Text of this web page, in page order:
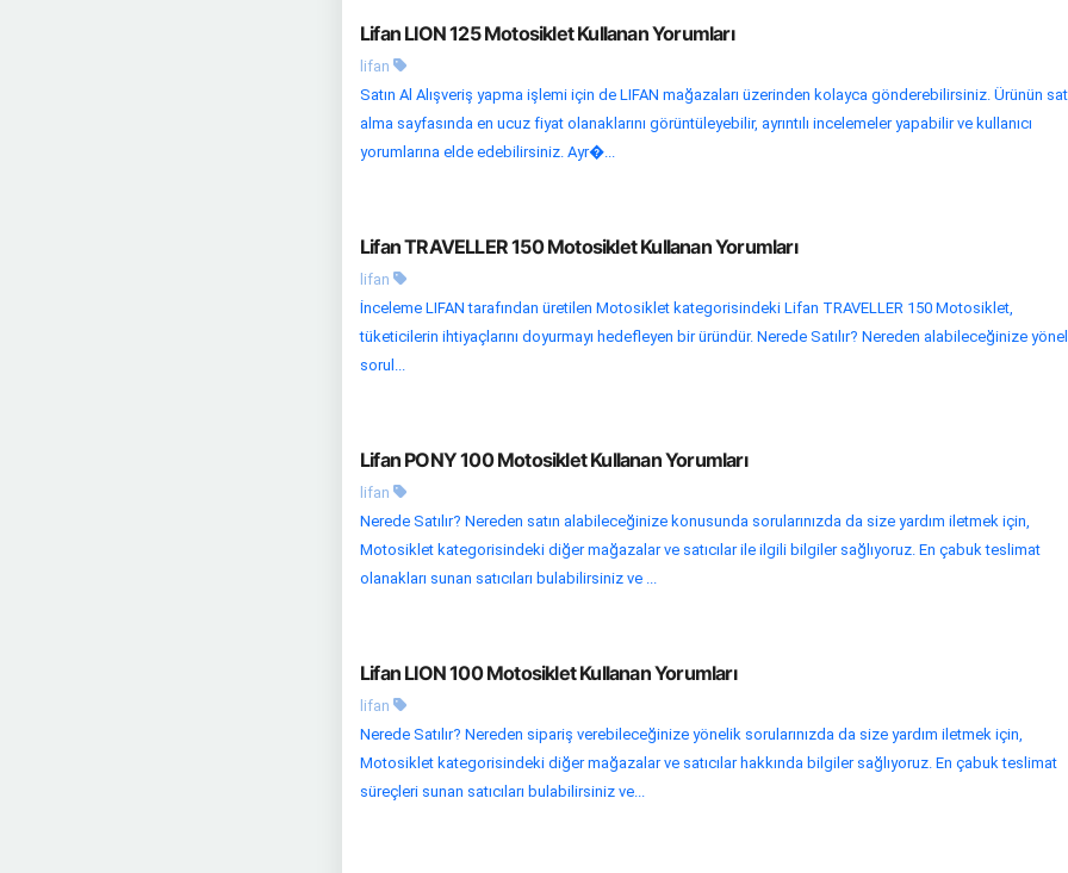
Lifan LION 125 Motosiklet Kullanan Yorumları
lifan
Satın Al Alışveriş yapma işlemi için de LIFAN mağazaları üzerinden kolayca gönderebilirsiniz. Ürünün
alma sayfasında en ucuz fiyat olanaklarını görüntüleyebilir, ayrıntılı incelemeler yapabilir ve kullanıcı
yorumlarına elde edebilirsiniz. Ayr�...
Lifan TRAVELLER 150 Motosiklet Kullanan Yorumları
lifan
İnceleme LIFAN tarafından üretilen Motosiklet kategorisindeki Lifan TRAVELLER 150 Motosiklet,
tüketicilerin ihtiyaçlarını doyurmayı hedefleyen bir üründür. Nerede Satılır? Nereden alabileceğinize
sorul...
Lifan PONY 100 Motosiklet Kullanan Yorumları
lifan
Nerede Satılır? Nereden satın alabileceğinize konusunda sorularınızda da size yardım iletmek için,
Motosiklet kategorisindeki diğer mağazalar ve satıcılar ile ilgili bilgiler sağlıyoruz. En çabuk teslimat
olanakları sunan satıcıları bulabilirsiniz ve ...
Lifan LION 100 Motosiklet Kullanan Yorumları
lifan
Nerede Satılır? Nereden sipariş verebileceğinize yönelik sorularınızda da size yardım iletmek için,
Motosiklet kategorisindeki diğer mağazalar ve satıcılar hakkında bilgiler sağlıyoruz. En çabuk teslimat
süreçleri sunan satıcıları bulabilirsiniz ve...